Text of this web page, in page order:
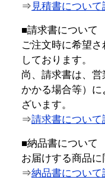
⇒ 見積書につい
■請求書について
ご注文時に希望
しております。
尚、請求書は、
かかる場合等）
ざいます。
⇒請求書について
■納品書について
お届けする商品
⇒納品書について